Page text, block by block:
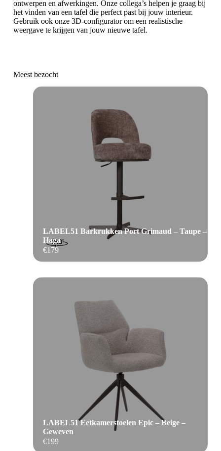
ontwerpen en afwerkingen. Onze collega’s helpen je graag bij
het vinden van een tafel die perfect past bij jouw interieur.
Gebruik ook onze 3D-configurator om een realistische
weergave te krijgen van jouw nieuwe tafel.
Meest bezocht
€179
LABEL51 Barkrukken Port Grimaud – Taupe –
Haga
€199
LABEL51 Eetkamerstoelen Epic – Beige –
Geweven